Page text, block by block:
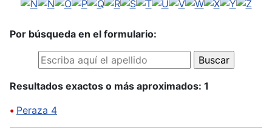
Por búsqueda en el formulario:
Resultados exactos o más aproximados: 1
• Peraza 4